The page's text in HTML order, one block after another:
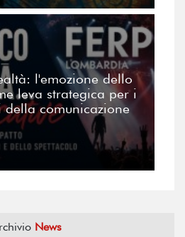
l'emozione dello
leva strategica per i
della comunicazione
News